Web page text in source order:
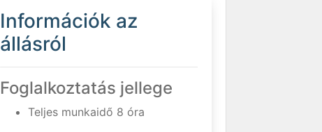
Információk az
állásról
Foglalkoztatás jellege
Teljes munkaidő 8 óra